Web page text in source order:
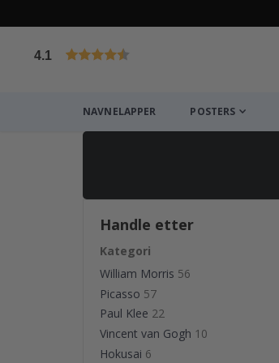
4.1
NAVNELAPPER POSTERS
Handle etter
Kategori
William Morris 56
Picasso 57
Paul Klee 22
Vincent van Gogh 10
Hokusai 6